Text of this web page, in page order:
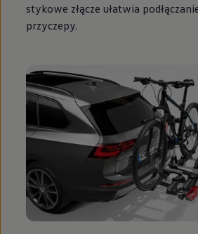
stykowe złącze ułatwia
przyczepy.